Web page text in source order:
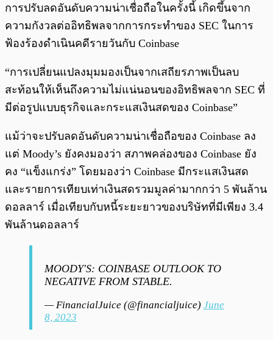
การปรับลดอันดับความน่าเชื่อถือในครั้งนี้ เกิดขึ้นจาก
ความกังวลต่ออิทธิพลจากการกระทำของ SEC ในการ
ฟ้องร้องดำเนินคดีรายวันกับ Coinbase
“การเปลี่ยนแปลงมุมมองเป็นจากเสถียรภาพเป็นลบ
สะท้อนให้เห็นถึงความไม่แน่นอนของอิทธิพลจาก SEC ที่
มีต่อรูปแบบธุรกิจและกระแสเงินสดของ Coinbase”
แม้ว่าจะปรับลดอันดับความน่าเชื่อถือของ Coinbase ลง
แต่ Moody’s ยังคงมองว่า สภาพคล่องของ Coinbase ยัง
คง “แข็งแกร่ง” โดยมองว่า Coinbase มีกระแสเงินสด
และรายการเทียบเท่าเงินสดรวมมูลค่ามากกว่า 5 พันล้าน
ดอลลาร์ เมื่อเทียบกับหนี้ระยะยาวของบริษัทที่มีเพียง 3.4
พันล้านดอลลาร์
MOODY'S: COINBASE OUTLOOK TO
NEGATIVE FROM STABLE.
— FinancialJuice (@financialjuice) June
8, 2023